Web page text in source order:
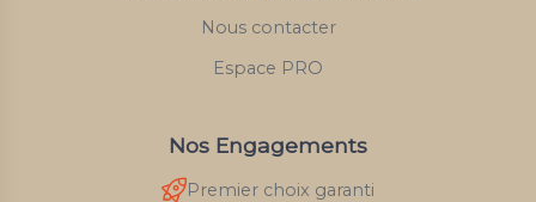
Nous contacter
Espace PRO
Nos Engagements
Premier choix garanti